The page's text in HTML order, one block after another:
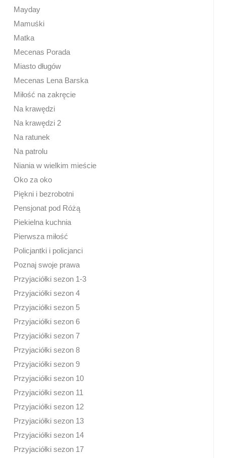
Mayday
Mamuśki
Matka
Mecenas Porada
Miasto długów
Mecenas Lena Barska
Miłość na zakręcie
Na krawędzi
Na krawędzi 2
Na ratunek
Na patrolu
Niania w wielkim mieście
Oko za oko
Piękni i bezrobotni
Pensjonat pod Różą
Piekielna kuchnia
Pierwsza miłość
Policjantki i policjanci
Poznaj swoje prawa
Przyjaciółki sezon 1-3
Przyjaciółki sezon 4
Przyjaciółki sezon 5
Przyjaciółki sezon 6
Przyjaciółki sezon 7
Przyjaciółki sezon 8
Przyjaciółki sezon 9
Przyjaciółki sezon 10
Przyjaciółki sezon 11
Przyjaciółki sezon 12
Przyjaciółki sezon 13
Przyjaciółki sezon 14
Przyjaciółki sezon 17